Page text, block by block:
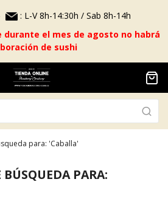
: L-V 8h-14:30h / Sab 8h-14h
durante el mes de agosto no habrá
de sushi
para: 'Caballa'
BÚSQUEDA PARA: